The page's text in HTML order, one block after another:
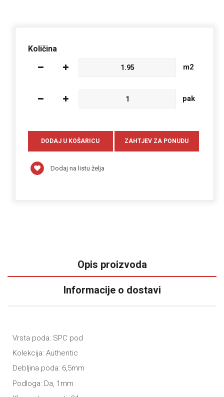
Količina
m2
pak
Dodaj na listu želja
Opis proizvoda
Informacije o dostavi
Vrsta poda: SPC pod
Kolekcija: Authentic
Debljina poda: 6,5mm
Podloga: Da, 1mm